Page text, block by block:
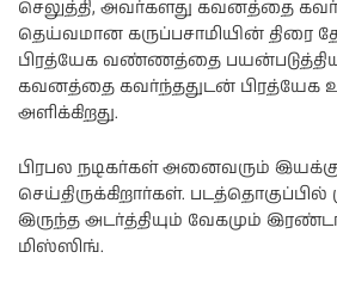
செலுத்தி, அவர்களது கவனத்தை
தெய்வமான கருப்பசாமியின் திரை
பிரத்யேக வண்ணத்தை
கவனத்தை கவர்ந்ததுடன் பிரத்யேக
அளிக்கிறது.
பிரபல நடிகர்கள் அனைவரும்
செய்திருக்கிறார்கள். படத்தொகுப்பில்
இருந்த அடர்த்தியும் வேகமும்
மிஸ்ஸிங்.